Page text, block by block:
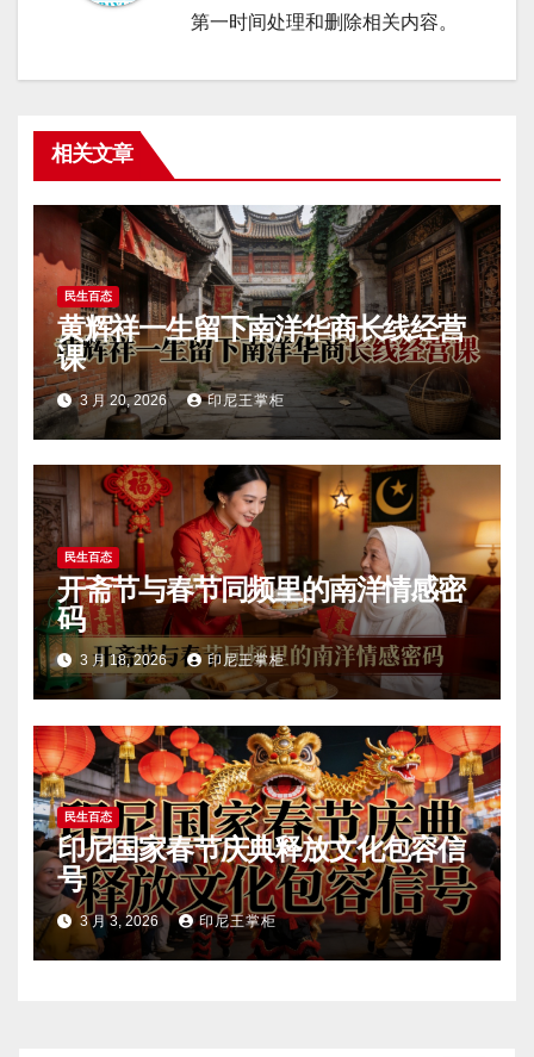
第一时间处理和删除相关内容。
相关文章
民生百态
黄辉祥一生留下南洋华商长线经营
课
3 月 20, 2026 印尼王掌柜
民生百态
开斋节与春节同频里的南洋情感密
码
3 月 18, 2026 印尼王掌柜
民生百态
印尼国家春节庆典释放文化包容信
号
3 月 3, 2026 印尼王掌柜